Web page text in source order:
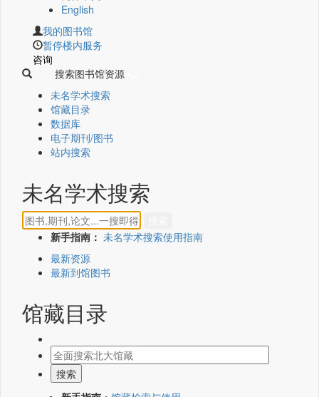
English
我的图书馆
暂停楼内服务
咨询
搜索图书馆资源
未名学术搜索
馆藏目录
数据库
电子期刊/图书
站内搜索
未名学术搜索
新手指南： 未名学术搜索使用指南
最新资源
最新到馆图书
馆藏目录